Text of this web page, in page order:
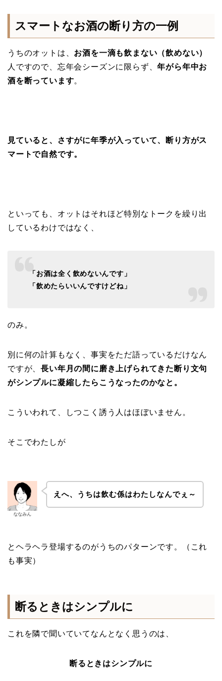
スマートなお酒の断り方の一例
うちのオットは、 お酒を一滴も飲まない（飲めない）
人ですので、忘年会シーズンに限らず、年がら年中お
酒を断っています。
見ていると、さすがに年季が入っていて、断り方がス
マートで自然です。
といっても、オットはそれほど特別なトークを繰り出
しているわけではなく、
「お酒は全く飲めないんです」
「飲めたらいいんですけどね」
のみ。
別に何の計算もなく、事実をただ語っているだけなん
ですが、長い年月の間に磨き上げられてきた断り文句
がシンプルに凝縮したらこうなったのかなと。
こういわれて、しつこく誘う人はほぼいません。
そこでわたしが
ななみん
えへ、うちは飲む係はわたしなんでぇ～
とヘラヘラ登場するのがうちのパターンです。（これ
も事実）
断るときはシンプルに
これを隣で聞いていてなんとなく思うのは、
断るときはシンプルに